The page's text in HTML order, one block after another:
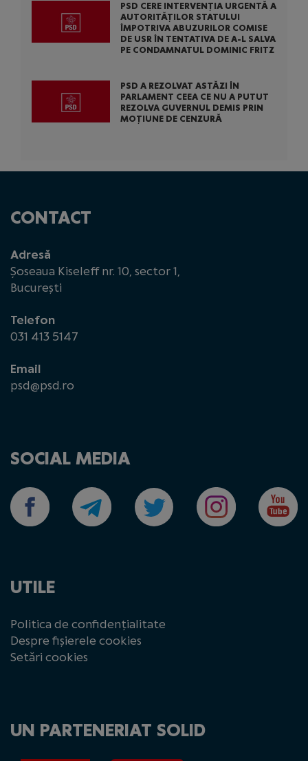
PSD CERE INTERVENȚIA URGENTĂ A
AUTORITĂȚILOR STATULUI
ÎMPOTRIVA ABUZURILOR COMISE
DE USR ÎN TENTATIVA DE A-L SALVA
PE CONDAMNATUL DOMINIC FRITZ
PSD A REZOLVAT ASTĂZI ÎN
PARLAMENT CEEA CE NU A PUTUT
REZOLVA GUVERNUL DEMIS PRIN
MOȚIUNE DE CENZURĂ
CONTACT
Adresă
Șoseaua Kiseleff nr. 10, sector 1,
București
Telefon
031 413 5147
Email
psd@psd.ro
SOCIAL MEDIA
UTILE
Politica de confidențialitate
Despre fișierele cookies
Setări cookies
UN PARTENERIAT SOLID